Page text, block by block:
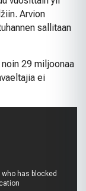
Arvion
sallitaan
29 miljoonaa
ei